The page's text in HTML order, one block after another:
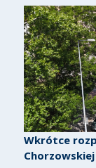
Wkrótce
Chorzowskiej